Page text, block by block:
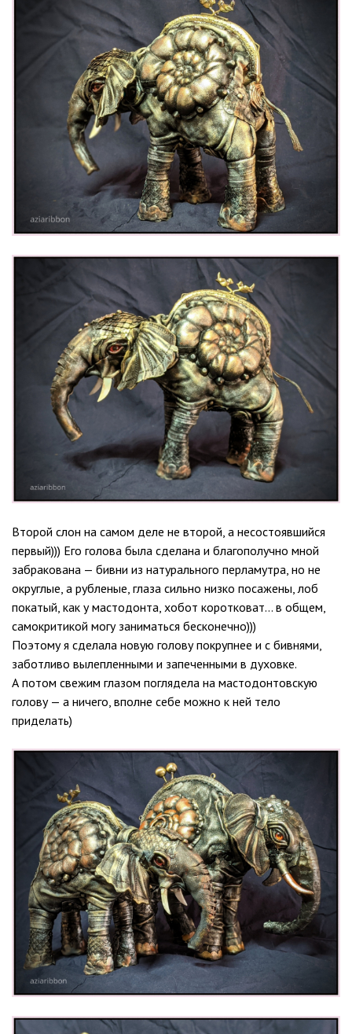
Второй слон на самом деле не второй, а несостоявшийся
первый))) Его голова была сделана и благополучно мной
забракована — бивни из натурального перламутра, но не
округлые, а рубленые, глаза сильно низко посажены, лоб
покатый, как у мастодонта, хобот коротковат… в общем,
самокритикой могу заниматься бесконечно)))
Поэтому я сделала новую голову покрупнее и с бивнями,
заботливо вылепленными и запеченными в духовке.
А потом свежим глазом поглядела на мастодонтовскую
голову — а ничего, вполне себе можно к ней тело
приделать)